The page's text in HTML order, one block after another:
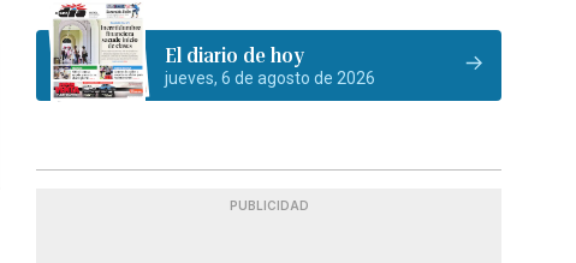
El diario de hoy
jueves, 6 de agosto de 2026
PUBLICIDAD